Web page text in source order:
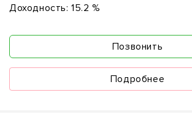
Доходность: 15.2 %
Позвонить
Подробнее